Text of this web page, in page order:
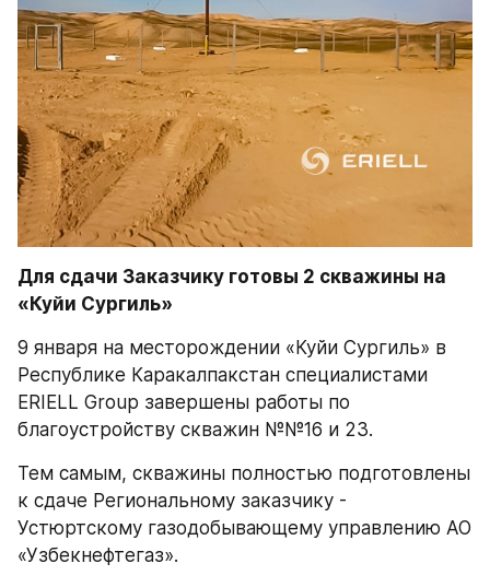
Для сдачи Заказчику готовы 2 скважины на
«Куйи Сургиль»
9 января на месторождении «Куйи Сургиль» в
Республике Каракалпакстан специалистами
ERIELL Group завершены работы по
благоустройству скважин №№16 и 23.
Тем самым, скважины полностью подготовлены
к сдаче Региональному заказчику -
Устюртскому газодобывающему управлению АО
«Узбекнефтегаз».